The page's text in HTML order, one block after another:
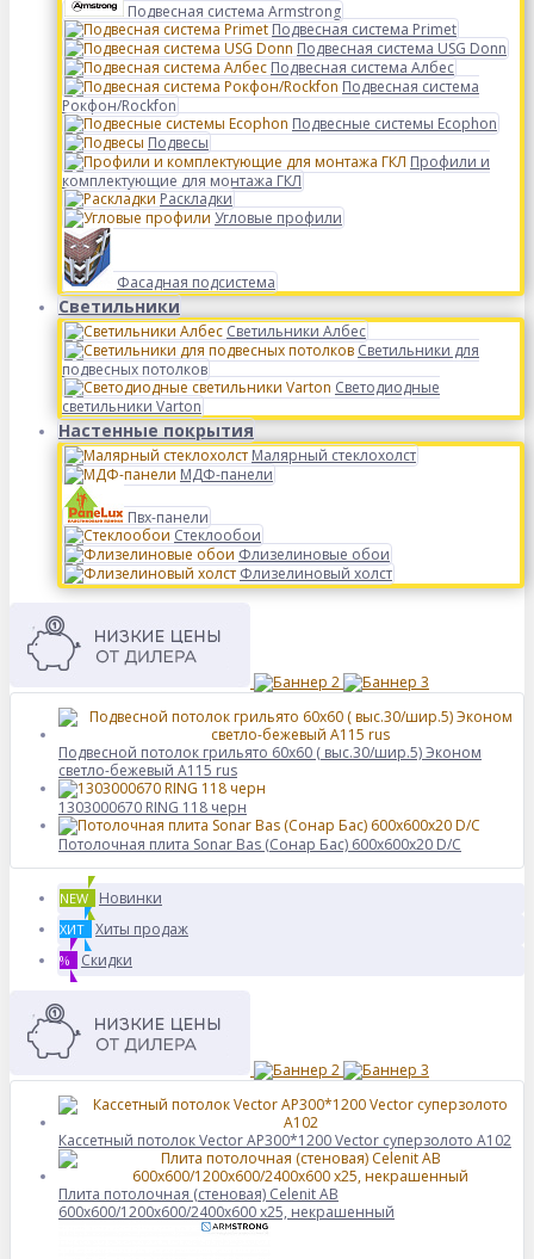
Подвесная система Armstrong
Подвесная система Primet
Подвесная система USG Donn
Подвесная система Албес
Подвесная система
Рокфон/Rockfon
Подвесные системы Ecophon
Подвесы
Профили и
комплектующие для монтажа ГКЛ
Раскладки
Угловые профили
Фасадная подсистема
Светильники
Светильники Албес
Светильники для
подвесных потолков
Светодиодные
светильники Varton
Настенные покрытия
Малярный стеклохолст
МДФ-панели
Пвх-панели
Стеклообои
Флизелиновые обои
Флизелиновый холст
Подвесной потолок грильято 60х60 ( выс.30/шир.5) Эконом
светло-бежевый А115 rus
1303000670 RING 118 черн
Потолочная плита Sonar Bas (Сонар Бас) 600x600x20 D/C
NEW Новинки
ХИТ Хиты продаж
% Скидки
Кассетный потолок Vector AP300*1200 Vector суперзолото А102
Плита потолочная (стеновая) Celenit AB
600x600/1200x600/2400x600 x25, некрашенный